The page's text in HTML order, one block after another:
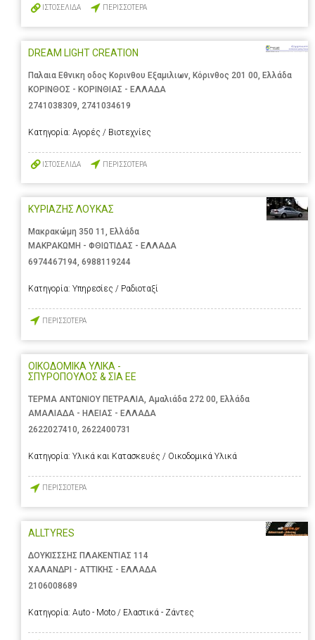
ΙΣΤΟΣΕΛΙΔΑ ΠΕΡΙΣΣΟΤΕΡΑ
DREAM LIGHT CREATION
Παλαια Εθνικη οδος Κορινθου Εξαμιλιων, Κόρινθος 201 00, Ελλάδα
ΚΟΡΙΝΘΟΣ - ΚΟΡΙΝΘΙΑΣ - ΕΛΛΑΔΑ
2741038309, 2741034619
Κατηγορία: Αγορές / Βιοτεχνίες
ΙΣΤΟΣΕΛΙΔΑ ΠΕΡΙΣΣΟΤΕΡΑ
ΚΥΡΙΑΖΗΣ ΛΟΥΚΑΣ
Μακρακώμη 350 11, Ελλάδα
ΜΑΚΡΑΚΩΜΗ - ΦΘΙΩΤΙΔΑΣ - ΕΛΛΑΔΑ
6974467194, 6988119244
Κατηγορία: Υπηρεσίες / Ραδιοταξί
ΠΕΡΙΣΣΟΤΕΡΑ
ΟΙΚΟΔΟΜΙΚΑ ΥΛΙΚΑ -
ΣΠΥΡΟΠΟΥΛΟΣ & ΣΙΑ ΕΕ
ΤΕΡΜΑ ΑΝΤΩΝΙΟΥ ΠΕΤΡΑΛΙΑ, Αμαλιάδα 272 00, Ελλάδα
ΑΜΑΛΙΑΔΑ - ΗΛΕΙΑΣ - ΕΛΛΑΔΑ
2622027410 2622400731
Κατηγορία: Υλικά και Κατασκευές / Οικοδομικά Υλικά
ΠΕΡΙΣΣΟΤΕΡΑ
ALLTYRES
ΔΟΥΚΙΣΣΣΗΣ ΠΛΑΚΕΝΤΙΑΣ 114
ΧΑΛΑΝΔΡΙ - ΑΤΤΙΚΗΣ - ΕΛΛΑΔΑ
2106008689
Κατηγορία: Auto - Moto / Ελαστικά - Ζάντες